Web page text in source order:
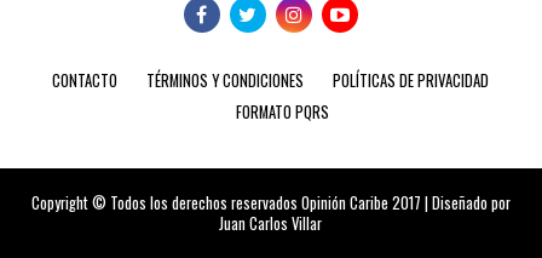
CONTACTO TÉRMINOS Y CONDICIONES
POLÍTICAS DE PRIVACIDAD
FORMATO PQRS
Copyright © Todos los derechos reservados Opinión Caribe 2017 | Diseñado por
Juan Carlos Villar